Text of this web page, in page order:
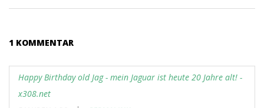
1 KOMMENTAR
Happy Birthday old Jag - mein Jaguar ist heute 20 Jahre alt! -
x308.net